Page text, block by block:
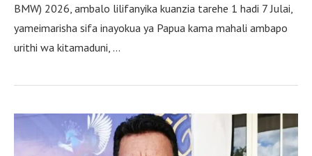
BMW) 2026, ambalo lilifanyika kuanzia tarehe 1 hadi 7 Julai,
yameimarisha sifa inayokua ya Papua kama mahali ambapo
urithi wa kitamaduni, …